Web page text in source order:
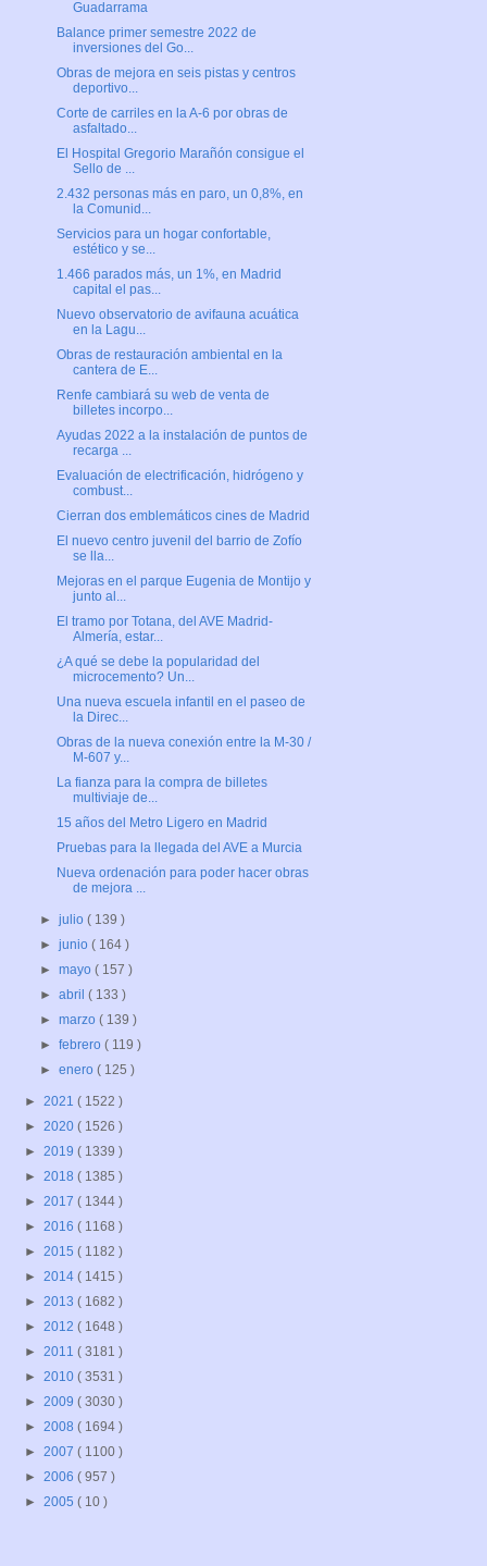
Guadarrama
Balance primer semestre 2022 de
inversiones del Go...
Obras de mejora en seis pistas y centros
deportivo...
Corte de carriles en la A-6 por obras de
asfaltado...
El Hospital Gregorio Marañón consigue el
Sello de ...
2.432 personas más en paro, un 0,8%, en
la Comunid...
Servicios para un hogar confortable,
estético y se...
1.466 parados más, un 1%, en Madrid
capital el pas...
Nuevo observatorio de avifauna acuática
en la Lagu...
Obras de restauración ambiental en la
cantera de E...
Renfe cambiará su web de venta de
billetes incorpo...
Ayudas 2022 a la instalación de puntos de
recarga ...
Evaluación de electrificación, hidrógeno y
combust...
Cierran dos emblemáticos cines de Madrid
El nuevo centro juvenil del barrio de Zofío
se lla...
Mejoras en el parque Eugenia de Montijo y
junto al...
El tramo por Totana, del AVE Madrid-
Almería, estar...
¿A qué se debe la popularidad del
microcemento? Un...
Una nueva escuela infantil en el paseo de
la Direc...
Obras de la nueva conexión entre la M-30 /
M-607 y...
La fianza para la compra de billetes
multiviaje de...
15 años del Metro Ligero en Madrid
Pruebas para la llegada del AVE a Murcia
Nueva ordenación para poder hacer obras
de mejora ...
►julio( 139 )
►junio( 164 )
►mayo( 157 )
►abril( 133 )
►marzo( 139 )
►febrero( 119 )
►enero( 125 )
► 2021 ( 1522 )
► 2020 ( 1526 )
► 2019 ( 1339 )
► 2018 ( 1385 )
► 2017 ( 1344 )
► 2016 ( 1168 )
► 2015 ( 1182 )
► 2014 ( 1415 )
► 2013 ( 1682 )
► 2012 ( 1648 )
► 2011 ( 3181 )
► 2010 ( 3531 )
► 2009 ( 3030 )
► 2008 ( 1694 )
► 2007 ( 1100 )
► 2006 ( 957 )
► 2005 ( 10 )